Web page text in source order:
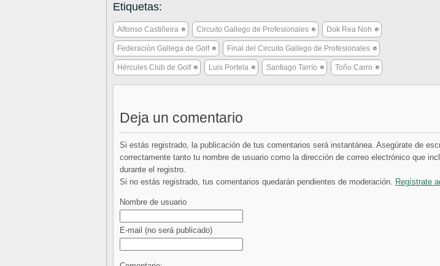
Etiquetas:
Alfonso Castiñeira Circuito Gallego de Profesionales Dok Rea Noh
Federación Gallega de Golf Final del Circuito Gallego de Profesionales
Hércules Club de Golf Luis Portela Santiago Tarrío Toño Carro
Deja un comentario
Si estás registrado, la publicación de tus comentarios será instantánea. Asegúrate de
correctamente tanto tu nombre de usuario como la dirección de correo electrónico que
durante el registro.
Si no estás registrado, tus comentarios quedarán pendientes de moderación. Regístrate
Nombre de usuario
E-mail (no será publicado)